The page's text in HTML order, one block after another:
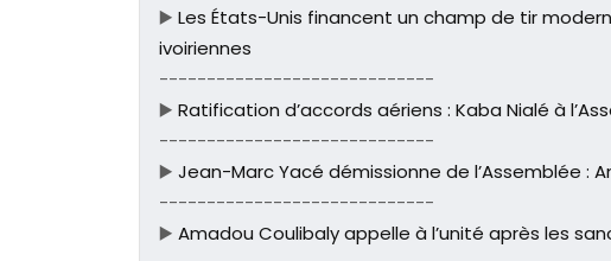
▶️ Les États-Unis financent un champ de tir
ivoiriennes
-----------------------------
▶️ Ratification d’accords aériens : Kaba Nialé à
-----------------------------
▶️ Jean-Marc Yacé démissionne de l’Assemblée :
-----------------------------
▶️ Amadou Coulibaly appelle à l’unité après les